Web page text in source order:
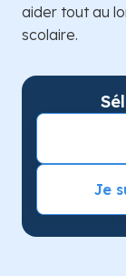
aider tout au
scolaire.
Je